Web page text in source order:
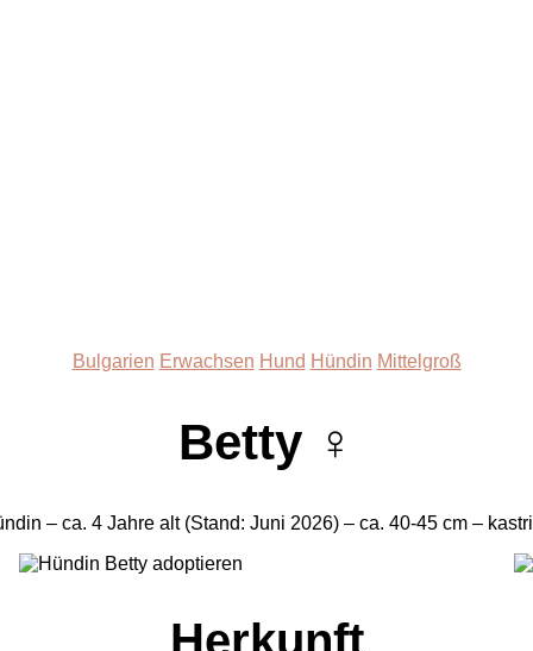
Kategorien
Bulgarien Erwachsen Hund Hündin Mittelgroß
Betty ♀
– ca. 4 Jahre alt (Stand: Juni 2026) – ca. 40-45 cm –
Herkunft